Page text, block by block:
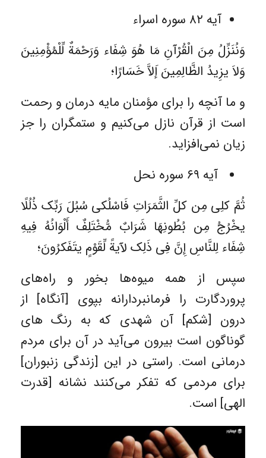
آیه ۸۲ سوره اسراء
وَنُنَزِّلُ مِنَ الْقُرْآنِ مَا هُوَ شِفَاء وَرَحْمَةٌ لِّلْمُؤْمِنِینَ
وَلاَ یزِیدُ الظَّالِمِینَ إَلاَّ خَسَارًا؛
و ما آنچه را برای مؤمنان مایه درمان و رحمت
است از قرآن نازل می‌کنیم و ستمگران را جز
زیان نمی‌افزاید.
آیه ۶۹ سوره نحل
ثُمَّ کلِی مِن کلِّ الثَّمَرَاتِ فَاسْلُکی سُبُلَ رَبِّک ذُلُلًا
یخْرُجُ مِن بُطُونِهَا شَرَابٌ مُّخْتَلِفٌ أَلْوَانُهُ فِیهِ
شِفَاء لِلنَّاسِ إِنَّ فِی ذَلِک لآیةً لِّقَوْمٍ یتَفَکرُونَ؛
سپس از همه میوه‌ها بخور و راه‌های
پروردگارت را فرمانبردارانه بپوی [آنگاه] از
درون [شکم] آن شهدی که به رنگ های
گوناگون است بیرون می‌آید در آن برای مردم
درمانی است. راستی در این [زندگی زنبوران]
برای مردمی که تفکر می‌کنند نشانه [قدرت
الهی] است.